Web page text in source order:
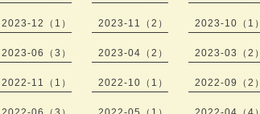
2023-12（1） 2023-11（2） 2023-10（1）
2023-06（3） 2023-04（2） 2023-03（2）
2022-11（1） 2022-10（1） 2022-09（2）